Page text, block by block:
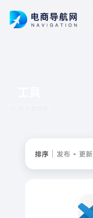
排序 发布 更新